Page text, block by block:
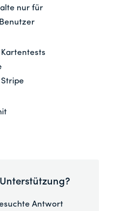
nur für
Antwort